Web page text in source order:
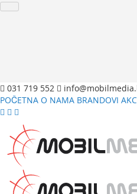
031 719 552
POČETNA O NAMA BRANDOVI